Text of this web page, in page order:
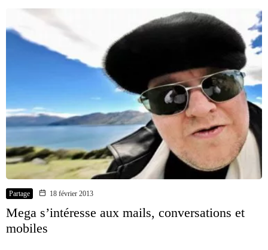
Partage 18 février 2013
Mega s’intéresse aux mails, conversations et
mobiles